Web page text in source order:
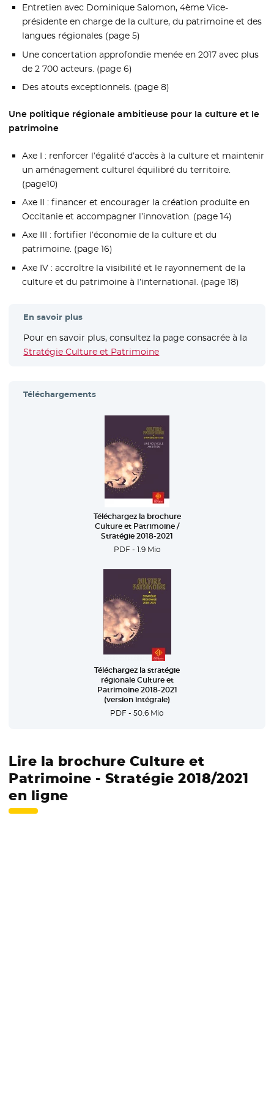
Entretien avec Dominique Salomon, 4ème Vice-
présidente en charge de la culture, du patrimoine et des
langues régionales (page 5)
Une concertation approfondie menée en 2017 avec plus
de 2 700 acteurs. (page 6)
Des atouts exceptionnels. (page 8)
Une politique régionale ambitieuse pour la culture et le
patrimoine
Axe I : renforcer l’égalité d’accès à la culture et maintenir
un aménagement culturel équilibré du territoire.
(page10)
Axe II : financer et encourager la création produite en
Occitanie et accompagner l’innovation. (page 14)
Axe III : fortifier l’économie de la culture et du
patrimoine. (page 16)
Axe IV : accroître la visibilité et le rayonnement de la
culture et du patrimoine à l’international. (page 18)
En savoir plus
Pour en savoir plus, consultez la page consacrée à la
Stratégie Culture et Patrimoine
Téléchargements
Téléchargez la brochure
Culture et Patrimoine /
Stratégie 2018-2021
PDF - 1.9 Mio
Téléchargez la stratégie
régionale Culture et
Patrimoine 2018-2021
(version intégrale)
PDF - 50.6 Mio
Lire la brochure Culture et
Patrimoine - Stratégie 2018/2021
en ligne